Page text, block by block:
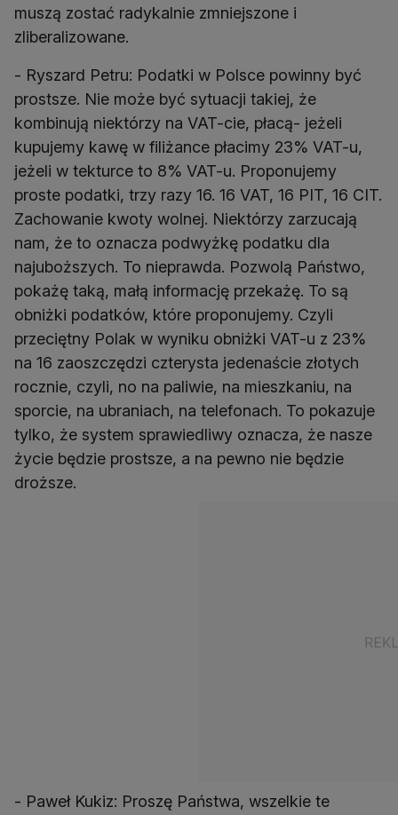
muszą zostać radykalnie zmniejszone i
zliberalizowane.
- Ryszard Petru: Podatki w Polsce powinny być
prostsze. Nie może być sytuacji takiej, że
kombinują niektórzy na VAT-cie, płacą- jeżeli
kupujemy kawę w filiżance płacimy 23% VAT-u,
jeżeli w tekturce to 8% VAT-u. Proponujemy
proste podatki, trzy razy 16. 16 VAT, 16 PIT, 16 CIT.
Zachowanie kwoty wolnej. Niektórzy zarzucają
nam, że to oznacza podwyżkę podatku dla
najuboższych. To nieprawda. Pozwolą Państwo,
pokażę taką, małą informację przekażę. To są
obniżki podatków, które proponujemy. Czyli
przeciętny Polak w wyniku obniżki VAT-u z 23%
na 16 zaoszczędzi czterysta jedenaście złotych
rocznie, czyli, no na paliwie, na mieszkaniu, na
sporcie, na ubraniach, na telefonach. To pokazuje
tylko, że system sprawiedliwy oznacza, że nasze
życie będzie prostsze, a na pewno nie będzie
droższe.
- Paweł Kukiz: Proszę Państwa, wszelkie te